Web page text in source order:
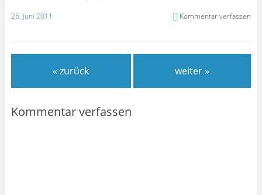
26. Juni 2011 Kommentar verfassen
« zurück weiter »
Kommentar verfassen